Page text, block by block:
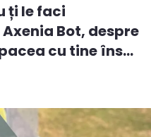
ți le faci
Bot, despre
cu tine îns...